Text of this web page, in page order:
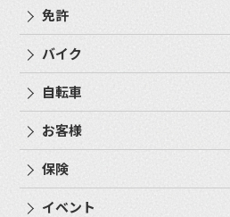
免許
バイク
自転車
お客様
保険
イベント